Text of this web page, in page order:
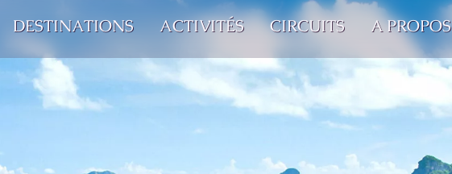
DESTINATIONS ACTIVITÉS CIRCUITS A PROPOS